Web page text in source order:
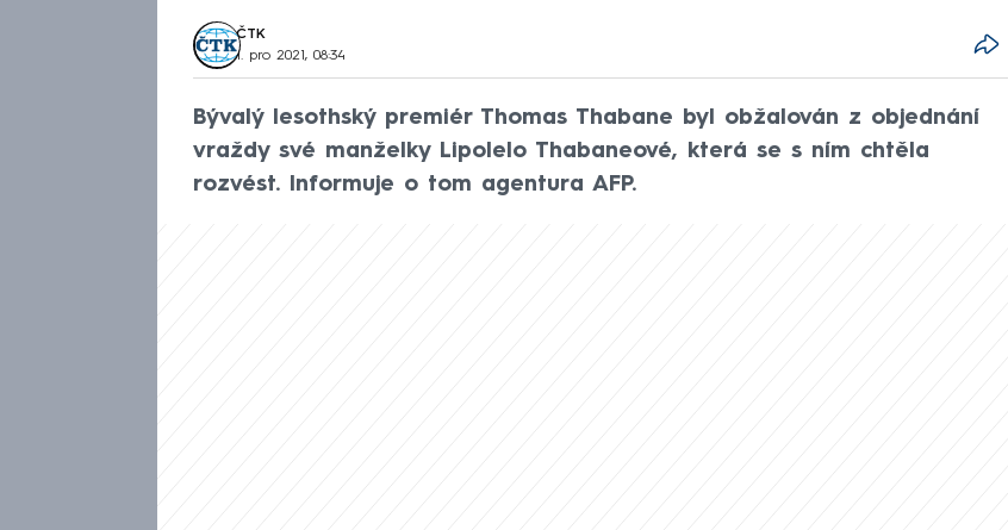
ČTK
1. pro 2021, 08:34
Bývalý lesothský premiér Thomas Thabane byl obžalován z objednání
vraždy své manželky Lipolelo Thabaneové, která se s ním chtěla
rozvést. Informuje o tom agentura AFP.